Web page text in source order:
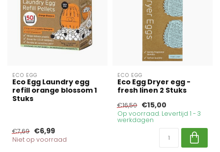
ECO EGG
Eco Egg Laundry egg
refill orange blossom 1
Stuks
€7,69 €6,99
Niet op voorraad
ECO EGG
Eco Egg Dryer egg -
fresh linen 2 Stuks
€16,50 €15,00
Op voorraad. Levertijd 1 - 3
werkdagen